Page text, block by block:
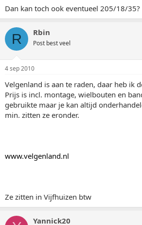
Dan kan toch ook eventueel 205/18/35?
R Rbin
Post best veel
4 sep 2010
Velgenland is aan te raden, daar heb ik
Prijs is incl. montage, wielbouten en
gebruikte maar je kan altijd
min. zitten ze eronder.
www.velgenland.nl
Ze zitten in Vijfhuizen btw
Yannick20